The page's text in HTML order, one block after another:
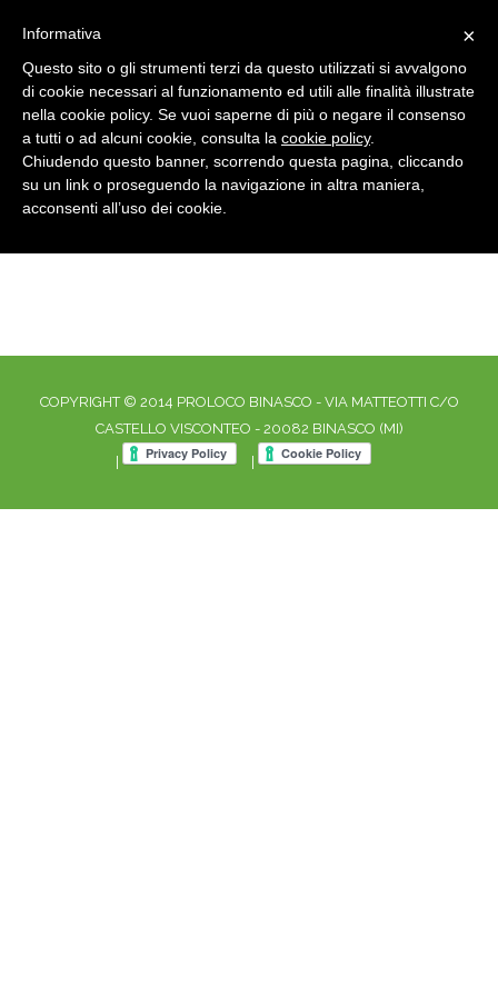
DSC_6561 Home DSC_6561
COPYRIGHT © 2014 PROLOCO BINASCO - VIA MATTEOTTI C/O
CASTELLO VISCONTEO - 20082 BINASCO (MI)
×
Informativa
Questo sito o gli strumenti terzi da questo utilizzati si avvalgono
di cookie necessari al funzionamento ed utili alle finalità illustrate
nella cookie policy. Se vuoi saperne di più o negare il consenso
a tutti o ad alcuni cookie, consulta la cookie policy.
Chiudendo questo banner, scorrendo questa pagina, cliccando
su un link o proseguendo la navigazione in altra maniera,
acconsenti all’uso dei cookie.